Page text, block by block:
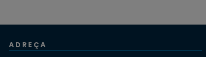
ADREÇA